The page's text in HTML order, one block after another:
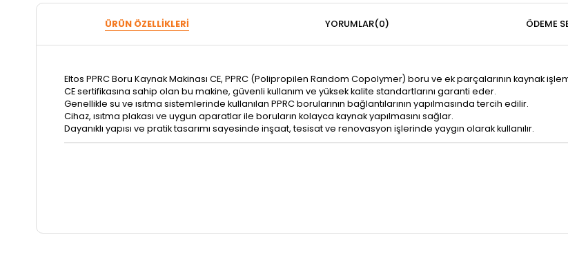
ÜRÜN ÖZELLIKLERI YORUMLAR(0) ÖDEME
Eltos PPRC Boru Kaynak Makinası CE, PPRC (Polipropilen Random Copolymer) boru ve ek parçalarının kaynak
CE sertifikasına sahip olan bu makine, güvenli kullanım ve yüksek kalite standartlarını garanti eder.
Genellikle su ve ısıtma sistemlerinde kullanılan PPRC borularının bağlantılarının yapılmasında tercih edilir.
Cihaz, ısıtma plakası ve uygun aparatlar ile boruların kolayca kaynak yapılmasını sağlar.
Dayanıklı yapısı ve pratik tasarımı sayesinde inşaat, tesisat ve renovasyon işlerinde yaygın olarak kullanılır.